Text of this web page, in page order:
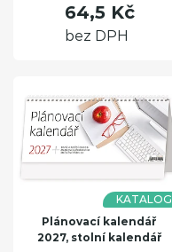
64,5 Kč
bez DPH
KATALOG
Plánovací kalendář
2027, stolní kalendář